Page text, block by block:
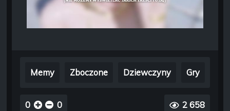
Memy Zboczone Dziewczyny Gry
0 0 2 658